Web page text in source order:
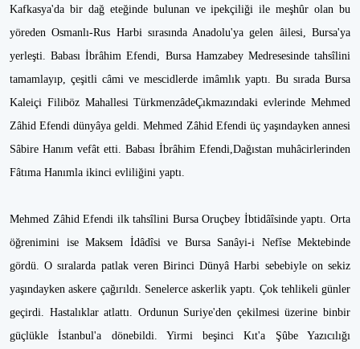
Kafkasya'da bir dağ eteğinde bulunan ve ipekçiliği ile meşhûr olan bu
yöreden Osmanlı-Rus Harbi sırasında Anadolu'ya gelen âilesi, Bursa'ya
yerleşti. Babası İbrâhim Efendi, Bursa Hamzabey Medresesinde tahsîlini
tamamlayıp, çeşitli câmi ve mescidlerde imâmlık yaptı. Bu sırada Bursa
Kaleiçi Filiböz Mahallesi TürkmenzâdeÇıkmazındaki evlerinde Mehmed
Zâhid Efendi dünyâya geldi. Mehmed Zâhid Efendi üç yaşındayken annesi
Sâbire Hanım vefât etti. Babası İbrâhim Efendi,Dağıstan muhâcirlerinden
Fâtıma Hanımla ikinci evliliğini yaptı.
Mehmed Zâhid Efendi ilk tahsîlini Bursa Oruçbey İbtidâîsinde yaptı. Orta
öğrenimini ise Maksem İdâdîsi ve Bursa Sanâyi-i Nefîse Mektebinde
gördü. O sıralarda patlak veren Birinci Dünyâ Harbi sebebiyle on sekiz
yaşındayken askere çağırıldı. Senelerce askerlik yaptı. Çok tehlikeli günler
geçirdi. Hastalıklar atlattı. Ordunun Suriye'den çekilmesi üzerine binbir
güçlükle İstanbul'a dönebildi. Yirmi beşinci Kıt'a Şûbe Yazıcılığı